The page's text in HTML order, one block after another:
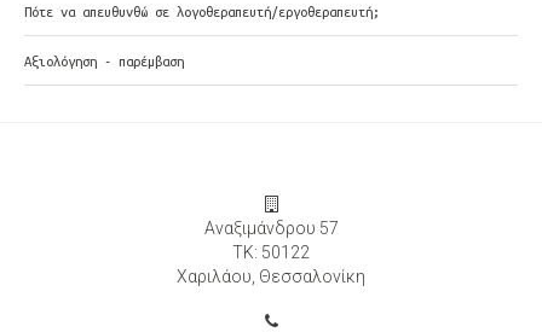
Πότε να απευθυνθώ σε λογοθεραπευτή/εργοθεραπευτή;
Αξιολόγηση - παρέμβαση
Αναξιμάνδρου 57
ΤΚ: 50122
Χαριλάου, Θεσσαλονίκη